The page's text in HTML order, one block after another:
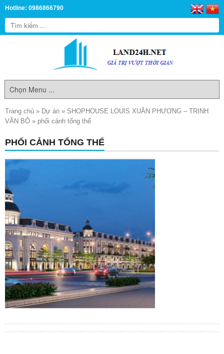
Hotline: 0986866790
Trang chủ » Dự án » SHOPHOUSE LOUIS XUÂN PHƯƠNG – TRỊNH
VĂN BÔ » phối cảnh tổng thể
PHỐI CẢNH TỔNG THỂ